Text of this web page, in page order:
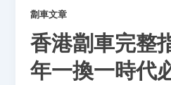
劏車文章
香港劏車完整
年一換一時代